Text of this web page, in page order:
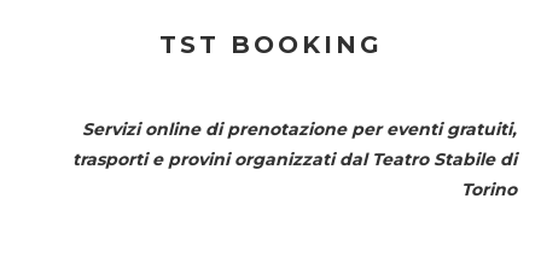
TST BOOKING
Servizi online di prenotazione per eventi gratuiti,
trasporti e provini organizzati dal Teatro Stabile di
Torino